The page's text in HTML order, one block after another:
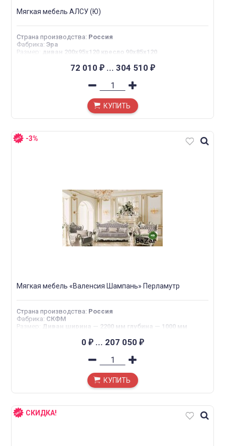
Мягкая мебель АЛСУ (Ю)
Страна производства: Россия
Фабрика: Эра
Размер : диван 200х95х120 кресло 90х85х120
72 010 ₽... 304 510 ₽
КУПИТЬ
-3%
Мягкая мебель «Валенсия Шампань» Перламутр
Страна производства: Россия
Фабрика: СКФМ
Размер : Диван ширина — 2200 мм глубина — 1000 мм
1000 мм высота — 1250 мм
0 ₽... 207 050 ₽
КУПИТЬ
СКИДКА!